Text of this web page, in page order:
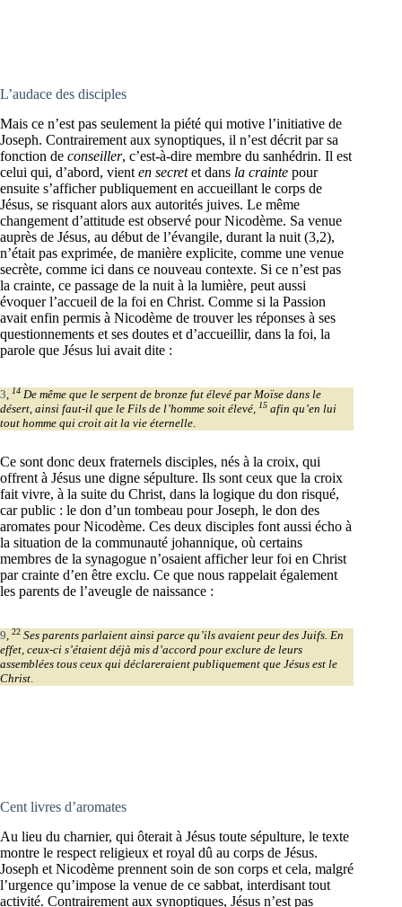
L’audace des disciples
Mais ce n’est pas seulement la piété qui motive l’initiative de
Joseph. Contrairement aux synoptiques, il n’est décrit par sa
fonction de conseiller, c’est-à-dire membre du sanhédrin. Il est
celui qui, d’abord, vient en secretet dans la crainte pour
ensuite s’afficher publiquement en accueillant le corps de
Jésus, se risquant alors aux autorités juives. Le même
changement d’attitude est observé pour Nicodème. Sa venue
auprès de Jésus, au début de l’évangile, durant la nuit (3,2),
n’était pas exprimée, de manière explicite, comme une venue
secrète, comme ici dans ce nouveau contexte. Si ce n’est pas
la crainte, ce passage de la nuit à la lumière, peut aussi
évoquer l’accueil de la foi en Christ. Comme si la Passion
avait enfin permis à Nicodème de trouver les réponses à ses
questionnements et ses doutes et d’accueillir, dans la foi, la
parole que Jésus lui avait dite :
3 14 De même que le serpent de bronze fut élevé par Moïse dans le
désert, ainsi faut-il que le Fils de l’homme soit élevé,
15 afin qu’en lui
tout homme qui croit ait la vie éternelle
Ce sont donc deux fraternels disciples, nés à la croix, qui
offrent à Jésus une digne sépulture. Ils sont ceux que la croix
fait vivre, à la suite du Christ, dans la logique du don risqué,
car public : le don d’un tombeau pour Joseph, le don des
aromates pour Nicodème. Ces deux disciples font aussi écho à
la situation de la communauté johannique, où certains
membres de la synagogue n’osaient afficher leur foi en Christ
par crainte d’en être exclu. Ce que nous rappelait également
les parents de l’aveugle de naissance :
9 22 Ses parents parlaient ainsi parce qu’ils avaient peur des Juifs. En
effet, ceux-ci s’étaient déjà mis d’accord pour exclure de leurs
assemblées tous ceux qui déclareraient publiquement que Jésus est le
Christ
Cent livres d’aromates
Au lieu du charnier, qui ôterait à Jésus toute sépulture, le texte
montre le respect religieux et royal dû au corps de Jésus.
Joseph et Nicodème prennent soin de son corps et cela, malgré
l’urgence qu’impose la venue de ce sabbat, interdisant tout
activité. Contrairement aux synoptiques, Jésus n’est pas